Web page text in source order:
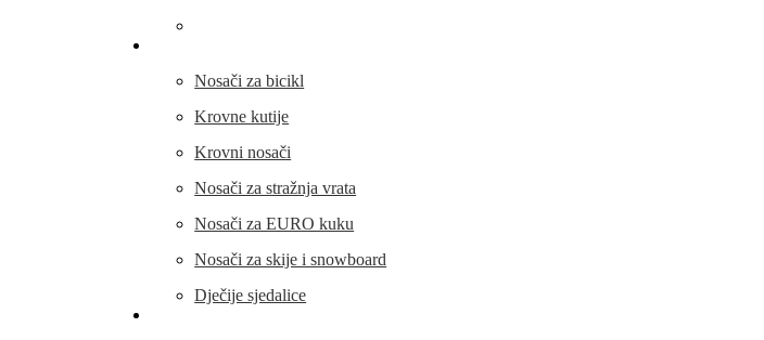
Nosači za bicikl
Krovne kutije
Krovni nosači
Nosači za stražnja vrata
Nosači za EURO kuku
Nosači za skije i snowboard
Dječije sjedalice